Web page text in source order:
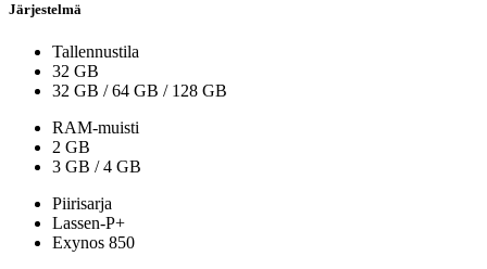
Järjestelmä
Tallennustila
32 GB
32 GB /64 GB / 128 GB
RAM-muisti
2 GB
3 GB /4 GB
Piirisarja
Lassen-P+
Exynos 850